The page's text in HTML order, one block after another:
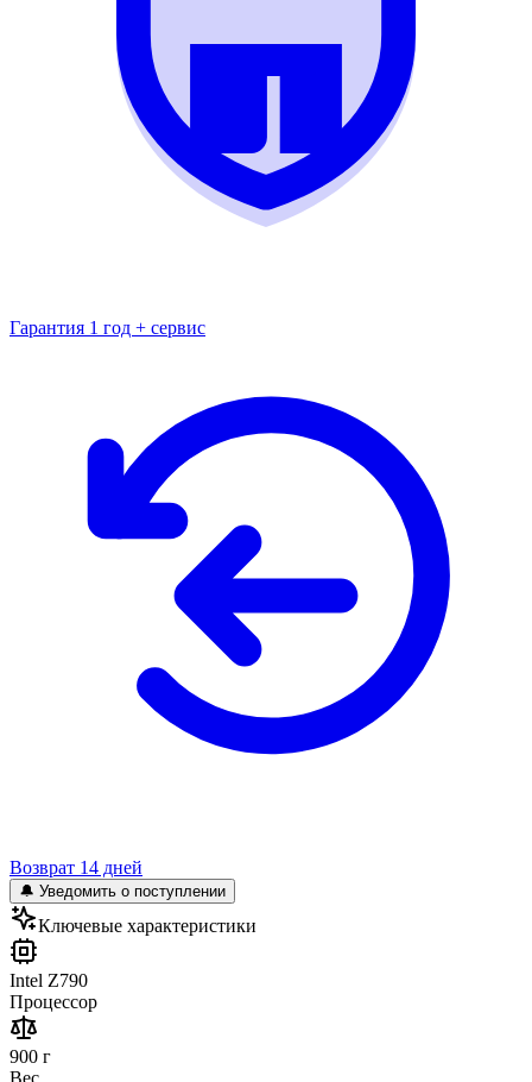
Гарантия 1 год + сервис
Возврат 14 дней
🔔 Уведомить о поступлении
Ключевые характеристики
Intel Z790
Процессор
900 г
Вес